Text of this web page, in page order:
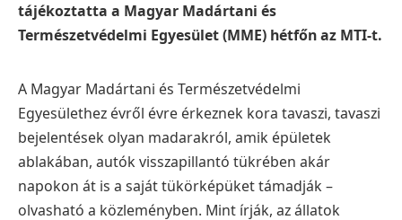
tájékoztatta a Magyar Madártani és
Természetvédelmi Egyesület (MME) hétfőn az MTI-t.
A Magyar Madártani és Természetvédelmi
Egyesülethez évről évre érkeznek kora tavaszi, tavaszi
bejelentések olyan madarakról, amik épületek
ablakában, autók visszapillantó tükrében akár
napokon át is a saját tükörképüket támadják –
olvasható a közleményben. Mint írják, az állatok